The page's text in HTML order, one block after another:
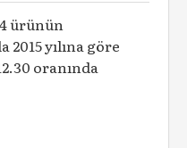
ürünün
2015 yılına göre
oranında